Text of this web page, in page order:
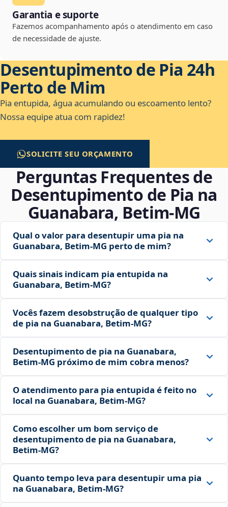
Garantia e suporte
Fazemos acompanhamento após o atendimento em caso
de necessidade de ajuste.
Desentupimento de Pia 24h
Perto de Mim
Pia entupida, água acumulando ou escoamento lento?
Nossa equipe atua com rapidez!
SOLICITE SEU ORÇAMENTO
Perguntas Frequentes de
Desentupimento de Pia na
Guanabara, Betim‑MG
Qual o valor para desentupir uma pia na
Guanabara, Betim‑MG perto de mim?
Quais sinais indicam pia entupida na
Guanabara, Betim‑MG?
Vocês fazem desobstrução de qualquer tipo
de pia na Guanabara, Betim‑MG?
Desentupimento de pia na Guanabara,
Betim‑MG próximo de mim cobra menos?
O atendimento para pia entupida é feito no
local na Guanabara, Betim‑MG?
Como escolher um bom serviço de
desentupimento de pia na Guanabara,
Betim‑MG?
Quanto tempo leva para desentupir uma pia
na Guanabara, Betim‑MG?